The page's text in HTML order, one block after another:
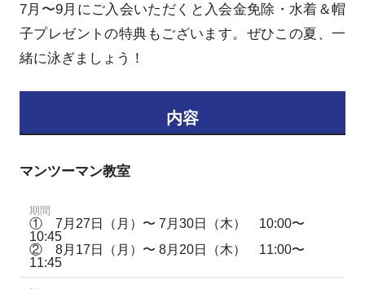
7月〜9月にご入会いただくと入会金免除・水着＆帽
子プレゼントの特典もございます。ぜひこの夏、一
緒に泳ぎましょう！
内容
マンツーマン教室
期間
① 7月27日（月）〜 7月30日（木） 10:00〜
10:45
② 8月17日（月）〜 8月20日（木） 11:00〜
11:45